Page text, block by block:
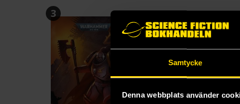
Samtycke
Denna webbplats använder
3